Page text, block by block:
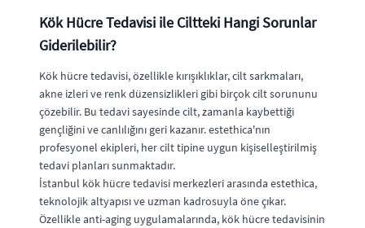
Kök Hücre Tedavisi ile Ciltteki Hangi Sorunlar
Giderilebilir?
Kök hücre tedavisi, özellikle kırışıklıklar, cilt sarkmaları,
akne izleri ve renk düzensizlikleri gibi birçok cilt sorununu
çözebilir. Bu tedavi sayesinde cilt, zamanla kaybettiği
gençliğini ve canlılığını geri kazanır. estethica'nın
profesyonel ekipleri, her cilt tipine uygun kişiselleştirilmiş
tedavi planları sunmaktadır.
İstanbul kök hücre tedavisi merkezleri arasında estethica,
teknolojik altyapısı ve uzman kadrosuyla öne çıkar.
Özellikle anti-aging uygulamalarında, kök hücre tedavisinin